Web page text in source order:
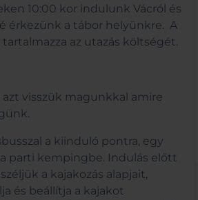
10:00 kor indulunk Vácról és
érkezünk a tábor helyünkre. A
az utazás költségét.
visszük magunkkal amire
a kiinduló pontra, egy
parti kempingbe. Indulás előtt
a kajakozás alapjait,
és beállítja a kajakot